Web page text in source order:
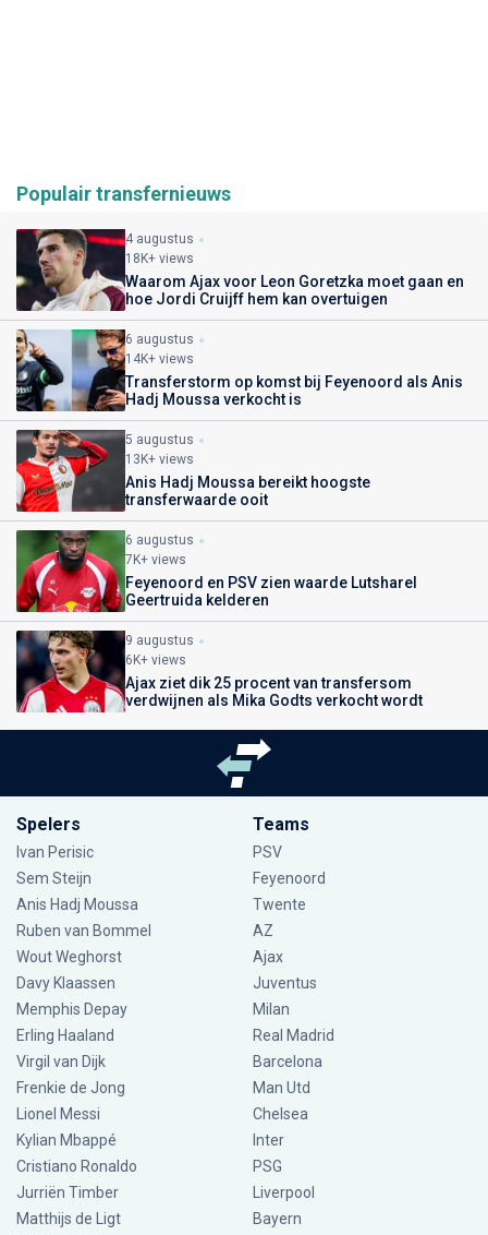
Populair transfernieuws
4 augustus
18K+ views
Waarom Ajax voor Leon Goretzka moet gaan en
hoe Jordi Cruijff hem kan overtuigen
6 augustus
14K+ views
Transferstorm op komst bij Feyenoord als Anis
Hadj Moussa verkocht is
5 augustus
13K+ views
Anis Hadj Moussa bereikt hoogste
transferwaarde ooit
6 augustus
7K+ views
Feyenoord en PSV zien waarde Lutsharel
Geertruida kelderen
9 augustus
6K+ views
Ajax ziet dik 25 procent van transfersom
verdwijnen als Mika Godts verkocht wordt
Spelers
Ivan Perisic
Sem Steijn
Anis Hadj Moussa
Ruben van Bommel
Wout Weghorst
Davy Klaassen
Memphis Depay
Erling Haaland
Virgil van Dijk
Frenkie de Jong
Lionel Messi
Kylian Mbappé
Cristiano Ronaldo
Jurriën Timber
Matthijs de Ligt
Teams
PSV
Feyenoord
Twente
AZ
Ajax
Juventus
Milan
Real Madrid
Barcelona
Man Utd
Chelsea
Inter
PSG
Liverpool
Bayern